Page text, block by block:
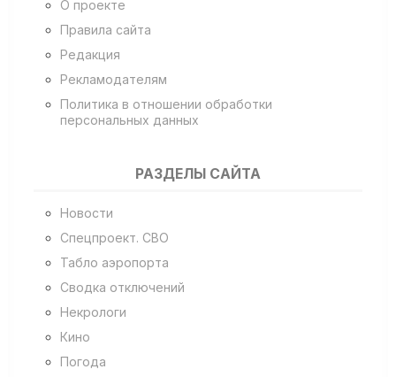
О проекте
Правила сайта
Редакция
Рекламодателям
Политика в отношении обработки
персональных данных
РАЗДЕЛЫ САЙТА
Новости
Спецпроект. СВО
Табло аэропорта
Сводка отключений
Некрологи
Кино
Погода